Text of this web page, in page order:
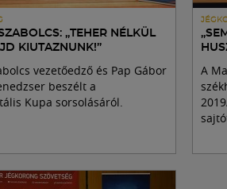
„TEHER NÉLKÜL
KIUTAZNUNK!”
vezetőedző és Pap Gábor
beszélt a
Kupa sorsolásáról.
A